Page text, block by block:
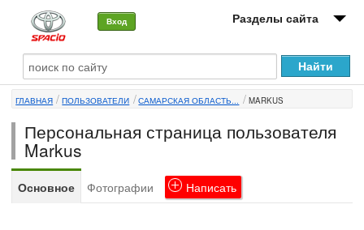
Вход Разделы сайта
О машине
Автоклуб
Форумы
Сервисы и услуги
ГЛАВНАЯ ПОЛЬЗОВАТЕЛИ САМАРСКАЯ ОБЛАСТЬ... MARKUS
Персональная страница пользователя
Markus
Основное Фотографии Написать